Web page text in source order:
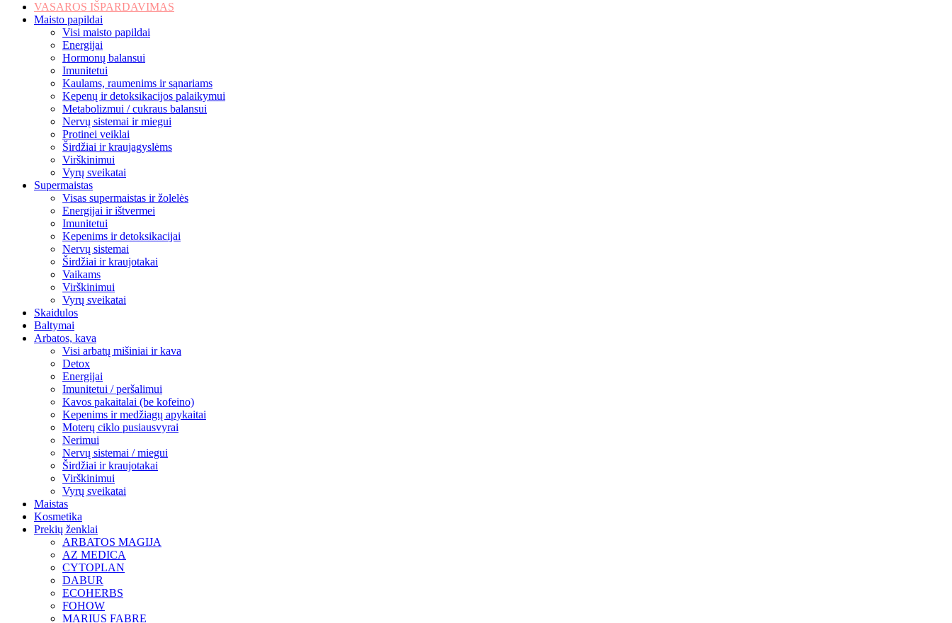
VASAROS IŠPARDAVIMAS
Maisto papildai
Visi maisto papildai
Energijai
Hormonų balansui
Imunitetui
Kaulams, raumenims ir sąnariams
Kepenų ir detoksikacijos palaikymui
Metabolizmui / cukraus balansui
Nervų sistemai ir miegui
Protinei veiklai
Širdžiai ir kraujagyslėms
Virškinimui
Vyrų sveikatai
Supermaistas
Visas supermaistas ir žolelės
Energijai ir ištvermei
Imunitetui
Kepenims ir detoksikacijai
Nervų sistemai
Širdžiai ir kraujotakai
Vaikams
Virškinimui
Vyrų sveikatai
Skaidulos
Baltymai
Arbatos, kava
Visi arbatų mišiniai ir kava
Detox
Energijai
Imunitetui / peršalimui
Kavos pakaitalai (be kofeino)
Kepenims ir medžiagų apykaitai
Moterų ciklo pusiausvyrai
Nerimui
Nervų sistemai / miegui
Širdžiai ir kraujotakai
Virškinimui
Vyrų sveikatai
Maistas
Kosmetika
Prekių ženklai
ARBATOS MAGIJA
AZ MEDICA
CYTOPLAN
DABUR
ECOHERBS
FOHOW
MARIUS FABRE